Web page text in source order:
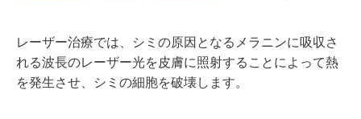
レーザー治療では、シミの原因となるメラニンに吸収さ
れる波長のレーザー光を皮膚に照射することによって熱
を発生させ、シミの細胞を破壊します。